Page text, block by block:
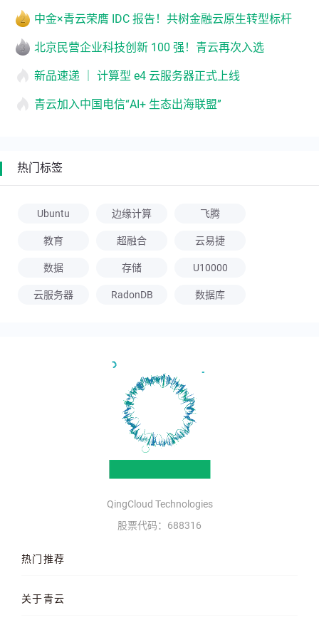
中金×青云荣膺 IDC 报告！共树金融云原生转型标杆
北京民营企业科技创新 100 强！青云再次入选
新品速递 ｜ 计算型 e4 云服务器正式上线
青云加入中国电信“AI+ 生态出海联盟”
热门标签
Ubuntu 边缘计算 飞腾
教育 超融合 云易捷
数据 存储 U10000
云服务器 RadonDB 数据库
QingCloud Technologies
股票代码：688316
热门推荐
QKE 容器引擎
关于青云